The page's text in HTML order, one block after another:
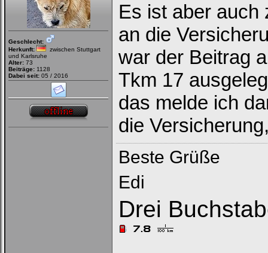
Geschlecht:
Herkunft:
zwischen Stuttgart
und Karlsruhe
Alter: 73
Beiträge: 1128
Dabei seit: 05 / 2016
Es ist aber auch
an die
war der Beitrag
Tkm 17
das melde ich
die
Beste Grüße
Edi
Drei